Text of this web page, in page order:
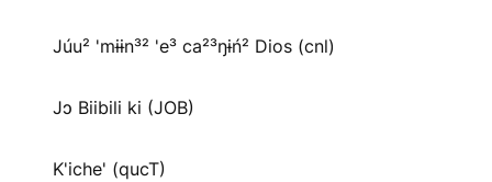
Júu² 'mɨɨn³² 'e³ ca²³ŋɨń² Dios (cnl)
Jɔ Biibili ki (JOB)
K'iche' (qucT)